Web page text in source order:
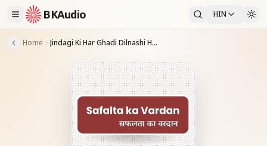
BKAudio HIN
Home Jindagi Ki Har Ghadi Dilnashi Ho Ga